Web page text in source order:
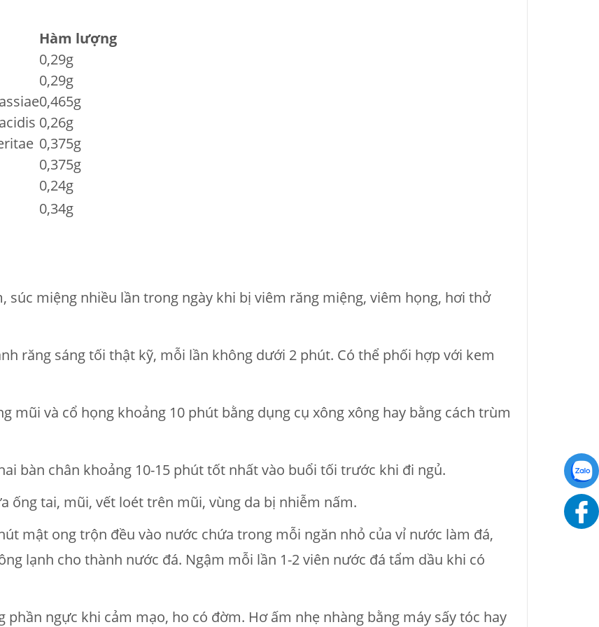
Hàm lượng
0,29g
0,29g
0,465g
0,26g
0,375g
0,375g
0,24g
0,34g
súc miệng nhiều lần trong ngày khi bị viêm răng miệng, viêm họng, hơi thở
răng sáng tối thật kỹ, mỗi lần không dưới 2 phút. Có thể phối hợp với kem
mũi và cổ họng khoảng 10 phút bằng dụng cụ xông xông hay bằng cách trùm
bàn chân khoảng 10-15 phút tốt nhất vào buổi tối trước khi đi ngủ.
ống tai, mũi, vết loét trên mũi, vùng da bị nhiễm nấm.
mật ong trộn đều vào nước chứa trong mỗi ngăn nhỏ của vỉ nước làm đá,
lạnh cho thành nước đá. Ngậm mỗi lần 1-2 viên nước đá tẩm dầu khi có
phần ngực khi cảm mạo, ho có đờm. Hơ ấm nhẹ nhàng bằng máy sấy tóc hay